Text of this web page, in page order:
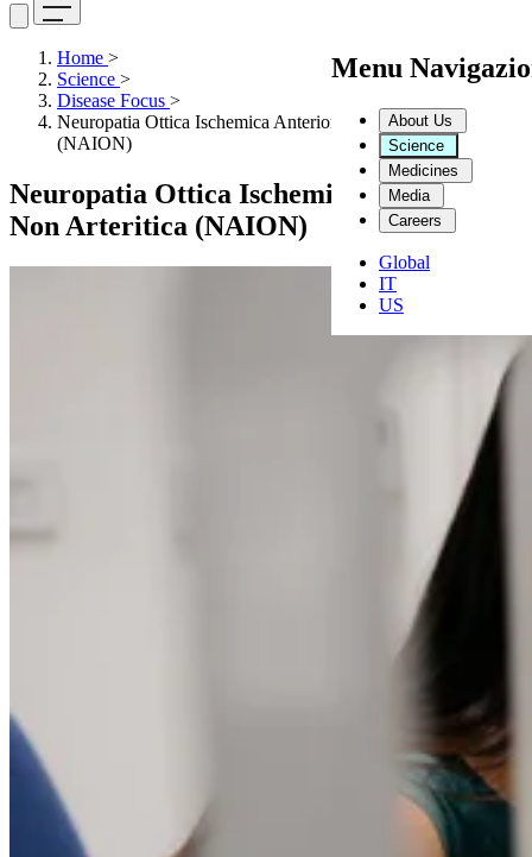
Menu
About Us
Science
Medicines
Media
Careers
Global
IT
US
Home >
Science >
Disease Focus >
Neuropatia Ottica Ischemica Anteriore Non Arteritica
(NAION)
Neuropatia Ottica Ischemica Anteriore
Non Arteritica (NAION)